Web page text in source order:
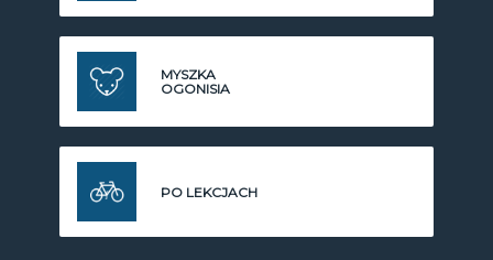
MYSZKA
OGONISIA
PO LEKCJACH